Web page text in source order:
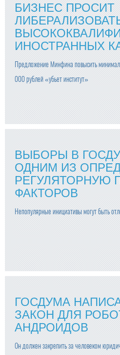
БИЗНЕС ПРОСИТ
ИНОСТРАННЫХ
Предложение Минфина повысить
000 рублей «убьет институт»
ВЫБОРЫ В
ОДНИМ ИЗ
РЕГУЛЯТОРНУЮ
ФАКТОРОВ
Непопулярные инициативы могут быть
ГОСДУМА
ЗАКОН ДЛЯ
АНДРОИДОВ
Он должен закрепить за человеком